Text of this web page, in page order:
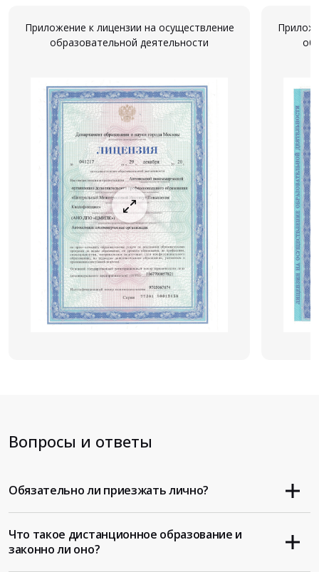
Приложение к лицензии на осуществление
образовательной деятельности
Вопросы и ответы
Обязательно ли приезжать лично?
Что такое дистанционное образование и
законно ли оно?